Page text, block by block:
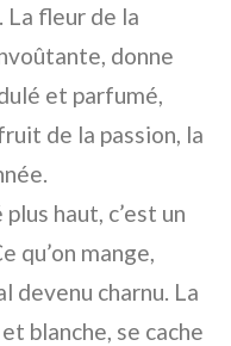
La fleur de la
donne
et parfumé,
de la passion, la
haut, c’est un
qu’on mange,
devenu charnu. La
blanche, se cache